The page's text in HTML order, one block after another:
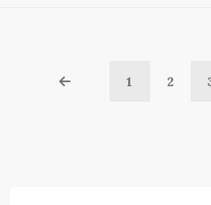
1 2